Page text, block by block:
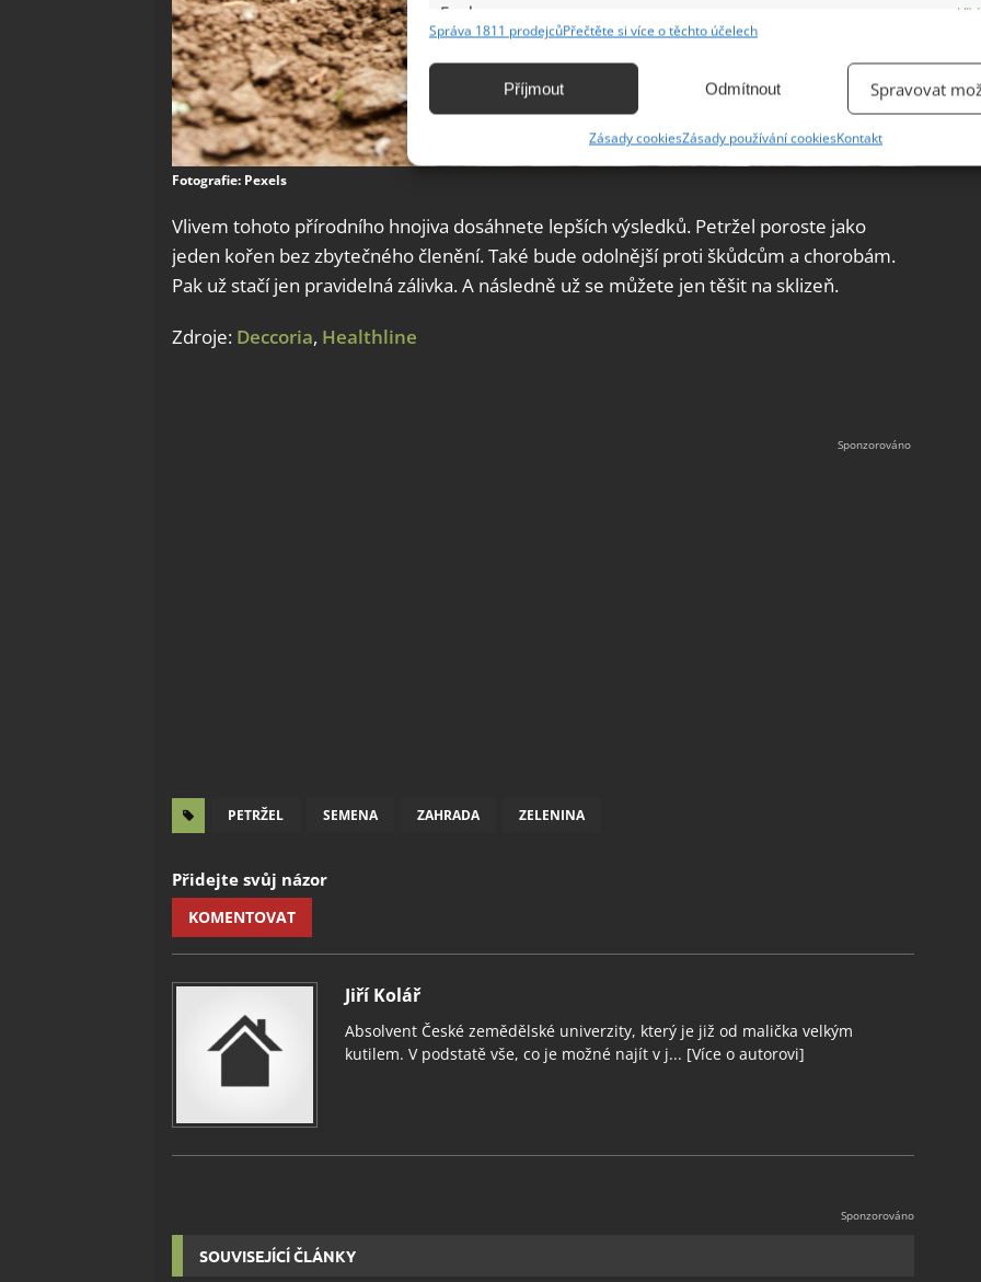
Funkce
Identifikace zařízení na základě automaticky přenášených informací.
základě aktivně vyžádaných informací.
odstraňování chyb, Poskytování a zobrazování reklamy a obsahu,
Ukládání a sdělování voleb ochrany osobních údajů.
Správa 1811 prodejcůPřečtěte si více o těchto účelech
Příjmout Odmítnout Spravovat
Zásady cookiesZásady používání cookiesKontakt
Fotografie: Pexels
Vlivem tohoto přírodního hnojiva dosáhnete lepších výsledků. Petržel poroste jako
jeden kořen bez zbytečného členění. Také bude odolnější proti škůdcům a chorobám.
Pak už stačí jen pravidelná zálivka. A následně už se můžete jen těšit na sklizeň.
Zdroje: Deccoria, Healthline
PETRŽEL SEMENA ZAHRADA ZELENINA
Přidejte svůj názor
KOMENTOVAT
Jiří Kolář
Absolvent České zemědělské univerzity, který je již od malička velkým
kutilem. V podstatě vše, co je možné najít v j... [Více o autorovi]
SOUVISEJÍCÍ ČLÁNKY